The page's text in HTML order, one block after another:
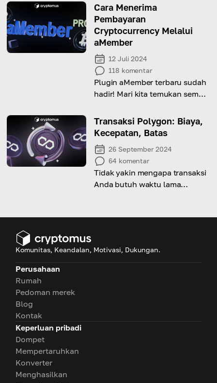
Temukan jawabannya dalam
panduan lengkap kami!
Cara Menerima
Pembayaran
Cryptocurrency Melalui
aMember
12 Juli 2024
118 komentar
Plugin aMember terbaru sudah
hadir! Mari kita temukan semua
Transaksi Polygon: Biaya,
Kecepatan, Batas
26 September 2024
64 komentar
Tidak yakin mengapa transaksi
Anda butuh waktu lama
Komunitas, Keandalan, Motivasi, Dukungan.
Perusahaan
Rumah
Pedoman merek
Blog
Kontak
Keperluan pribadi
Dompet
Mempertaruhkan
Konverter
Menghasilkan